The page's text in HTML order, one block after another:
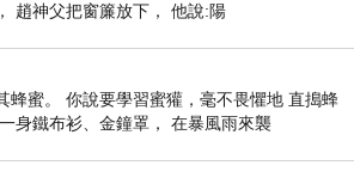
趙神父把窗簾放下， 他說:陽
蜂蜜。 你說要學習蜜獾，毫不畏懼地 直搗蜂
身鐵布衫、金鐘罩， 在暴風雨來襲